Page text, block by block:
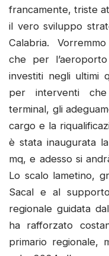
francamente, triste
il vero sviluppo
Calabria.
che per
investiti negli ultimi
per interventi
terminal, gli
cargo e la
è stata inaugurata
mq, e adesso si
Lo scalo lametino,
Sacal e al
regionale guidata
ha rafforzato
primario regionale,